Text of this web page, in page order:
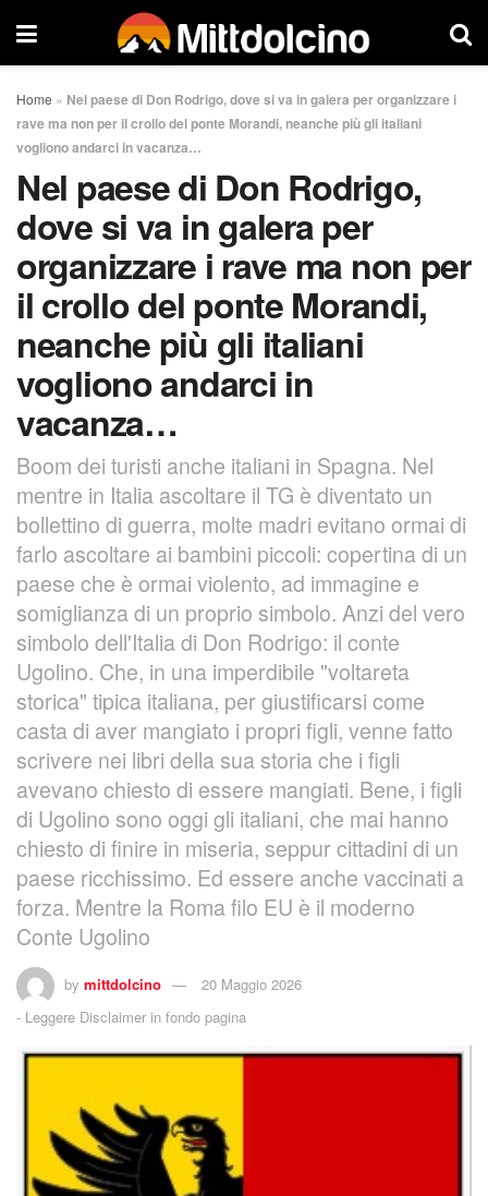
Home » Nel paese di Don Rodrigo, dove si va in galera per organizzare i
rave ma non per il crollo del ponte Morandi, neanche più gli italiani
vogliono andarci in vacanza…
Nel paese di Don Rodrigo,
dove si va in galera per
organizzare i rave ma non per
il crollo del ponte Morandi,
neanche più gli italiani
vogliono andarci in
vacanza…
Boom dei turisti anche italiani in Spagna. Nel
mentre in Italia ascoltare il TG è diventato un
bollettino di guerra, molte madri evitano ormai di
farlo ascoltare ai bambini piccoli: copertina di un
paese che è ormai violento, ad immagine e
somiglianza di un proprio simbolo. Anzi del vero
simbolo dell'Italia di Don Rodrigo: il conte
Ugolino. Che, in una imperdibile "voltareta
storica" tipica italiana, per giustificarsi come
casta di aver mangiato i propri figli, venne fatto
scrivere nei libri della sua storia che i figli
avevano chiesto di essere mangiati. Bene, i figli
di Ugolino sono oggi gli italiani, che mai hanno
chiesto di finire in miseria, seppur cittadini di un
paese ricchissimo. Ed essere anche vaccinati a
forza. Mentre la Roma filo EU è il moderno
Conte Ugolino
by mittdolcino
20 Maggio 2026
- Leggere Disclaimer in fondo pagina